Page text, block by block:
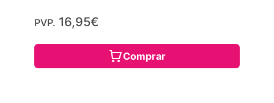
PVP. 16,95€
Comprar